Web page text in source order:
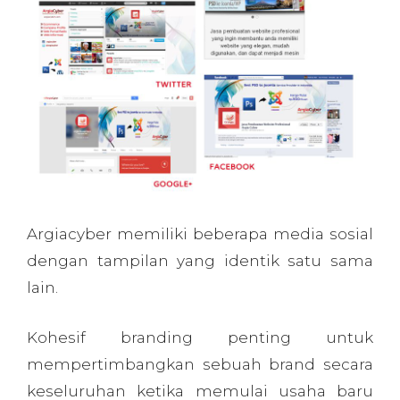
Argiacyber memiliki beberapa media sosial
dengan tampilan yang identik satu sama
lain.
Kohesif branding penting untuk
mempertimbangkan sebuah brand secara
keseluruhan ketika memulai usaha baru